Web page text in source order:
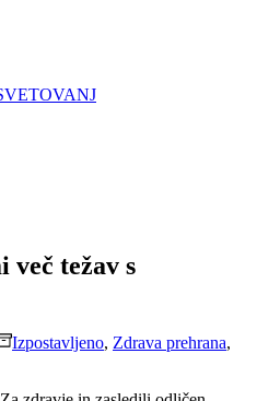
več težav s
Izpostavljeno, Zdrava prehrana,